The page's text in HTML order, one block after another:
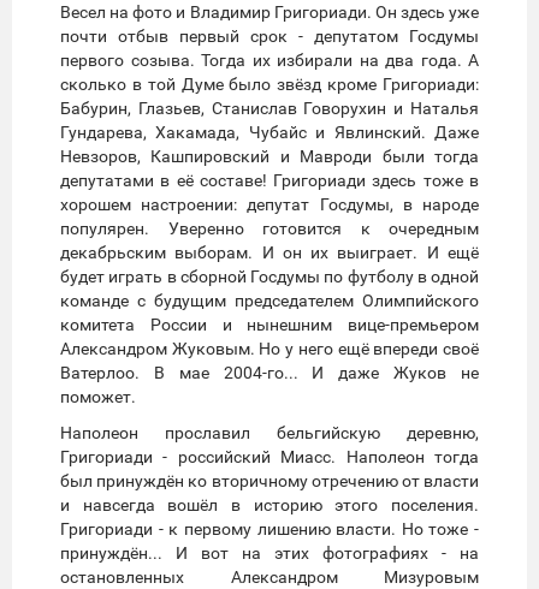
Весел на фото и Владимир Григориади. Он здесь уже
почти отбыв первый срок - депутатом Госдумы
первого созыва. Тогда их избирали на два года. А
сколько в той Думе было звёзд кроме Григориади:
Бабурин, Глазьев, Станислав Говорухин и Наталья
Гундарева, Хакамада, Чубайс и Явлинский. Даже
Невзоров, Кашпировский и Мавроди были тогда
депутатами в её составе! Григориади здесь тоже в
хорошем настроении: депутат Госдумы, в народе
популярен. Уверенно готовится к очередным
декабрьским выборам. И он их выиграет. И ещё
будет играть в сборной Госдумы по футболу в одной
команде с будущим председателем Олимпийского
комитета России и нынешним вице-премьером
Александром Жуковым. Но у него ещё впереди своё
Ватерлоо. В мае 2004-го... И даже Жуков не
поможет.
Наполеон прославил бельгийскую деревню,
Григориади - российский Миасс. Наполеон тогда
был принуждён ко вторичному отречению от власти
и навсегда вошёл в историю этого поселения.
Григориади - к первому лишению власти. Но тоже -
принуждён... И вот на этих фотографиях - на
остановленных Александром Мизуровым